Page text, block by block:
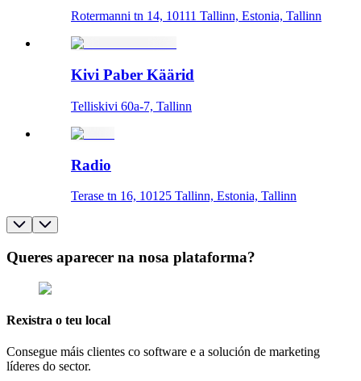
Rotermanni tn 14, 10111 Tallinn, Estonia, Tallinn
Kivi Paber Käärid
Telliskivi 60a-7, Tallinn
Radio
Terase tn 16, 10125 Tallinn, Estonia, Tallinn
Queres aparecer na nosa plataforma?
Rexistra o teu local
Consegue máis clientes co software e a solución de marketing
líderes do sector.